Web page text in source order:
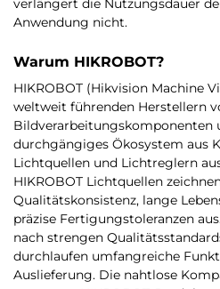
verlängert die Nutzungsdauer
Anwendung nicht.
Warum HIKROBOT?
HIKROBOT (Hikvision Machine
weltweit führenden Herstellern
Bildverarbeitungskomponenten
durchgängiges Ökosystem aus
Lichtquellen und Lichtreglern
HIKROBOT Lichtquellen
Qualitätskonsistenz, lange
präzise Fertigungstoleranzen
nach strengen
durchlaufen umfangreiche
Auslieferung. Die nahtlose